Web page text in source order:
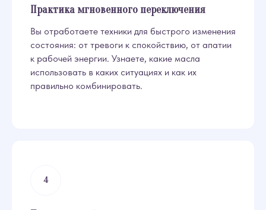
Практика мгновенного переключения
Вы отработаете техники для быстрого изменения
состояния: от тревоги к спокойствию, от апатии
к рабочей энергии. Узнаете, какие масла
использовать в каких ситуациях и как их
правильно комбинировать.